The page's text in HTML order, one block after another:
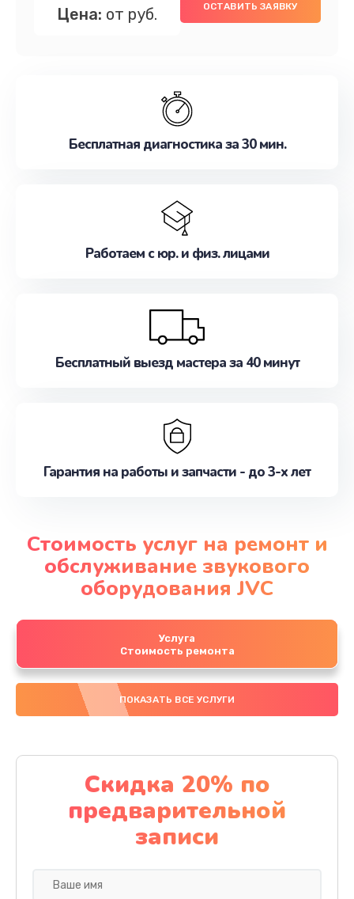
Цена: от руб. ОСТАВИТЬ ЗАЯВКУ
Бесплатная диагностика за 30 мин.
Работаем с юр. и физ. лицами
Бесплатный выезд мастера за 40 минут
Гарантия на работы и запчасти - до 3-х лет
Стоимость услуг на ремонт и
обслуживание звукового
оборудования JVC
Услуга
Стоимость ремонта
ПОКАЗАТЬ ВСЕ УСЛУГИ
Скидка 20% по
предварительной
записи